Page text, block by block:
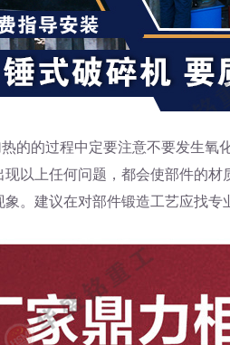
的过程中定要注意不要发生氧
以上任何问题，都会使部件的
。建议在对部件锻造工艺应找专